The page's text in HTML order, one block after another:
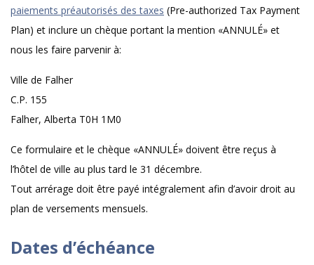
paiements préautorisés des taxes (Pre-authorized Tax Payment
Plan) et inclure un chèque portant la mention «ANNULÉ» et
nous les faire parvenir à:
Ville de Falher
C.P. 155
Falher, Alberta T0H 1M0
Ce formulaire et le chèque «ANNULÉ» doivent être reçus à
l’hôtel de ville au plus tard le 31 décembre.
Tout arrérage doit être payé intégralement afin d’avoir droit au
plan de versements mensuels.
Dates d’échéance